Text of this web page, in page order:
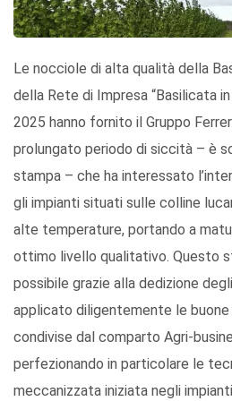
Le nocciole di alta qualità della
della Rete di Impresa “Basilicata
2025 hanno fornito il Gruppo
prolungato periodo di siccità – è
stampa – che ha interessato
gli impianti situati sulle colline
alte temperature, portando a
ottimo livello qualitativo. Questo
possibile grazie alla dedizione
applicato diligentemente le buone
condivise dal comparto Agri-
perfezionando in particolare le
meccanizzata iniziata negli